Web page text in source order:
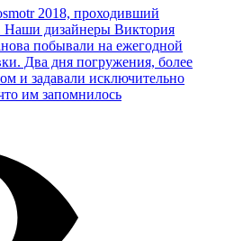
2018, проходивший
Наши дизайнеры Виктория
побывали на ежегодной
Два дня погружения, более
и задавали исключительно
им запомнилось